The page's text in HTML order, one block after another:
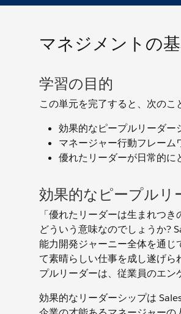
マネジメントの
学習の目的
この単元を完了すると、次のこ
効果的なピープルリーダー
マネージャー行動フレーム
優れたリーダーが日常的に
効果的なピープルリ
「優れたリーダーは生まれつ
どういう意味なのでしょうか?
能力開発ジャーニー全体を通
て素晴らしい仕事を成し遂げ
プルリーダーは、従業員のエン
効果的なリーダーシップは